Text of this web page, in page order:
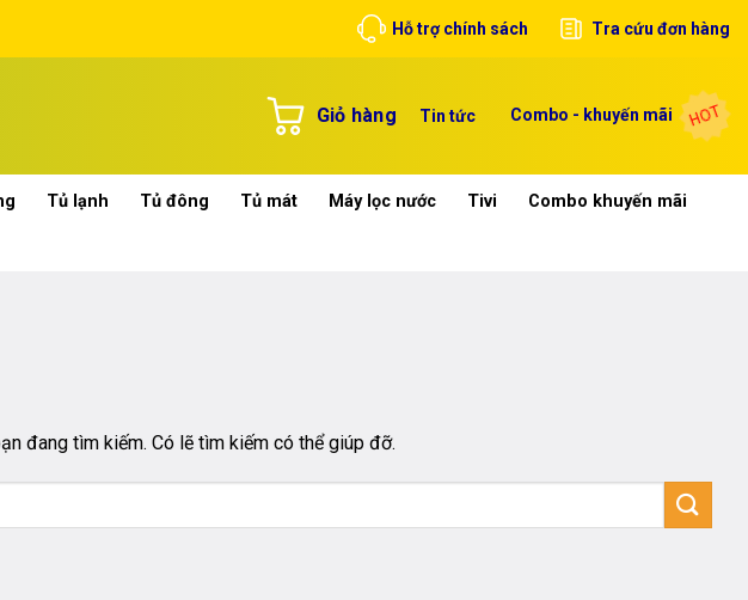
Hỗ trợ chính sách Tra cứu đơn hàng
Giỏ hàng Tin tức Combo - khuyến mãi HOT
Tủ lạnh Tủ đông Tủ mát Máy lọc nước Tivi Combo khuyến mãi
đang tìm kiếm. Có lẽ tìm kiếm có thể giúp đỡ.